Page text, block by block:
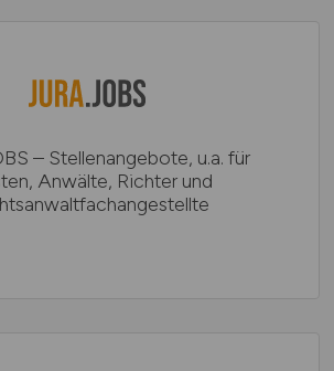
– Stellenangebote, u.a. für
Anwälte, Richter und